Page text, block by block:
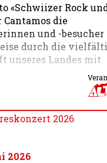
«Schwiizer Rock
die
und -besucher
durch die
unseres Landes mit.
2026